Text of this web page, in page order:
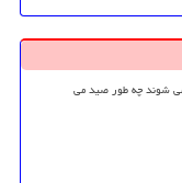
شوند چه طور صید می